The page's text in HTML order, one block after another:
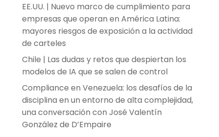
EE.UU. | Nuevo marco de cumplimiento para
empresas que operan en América Latina:
mayores riesgos de exposición a la actividad
de carteles
Chile | Las dudas y retos que despiertan los
modelos de IA que se salen de control
Compliance en Venezuela: los desafíos de la
disciplina en un entorno de alta complejidad,
una conversación con José Valentín
González de D’Empaire